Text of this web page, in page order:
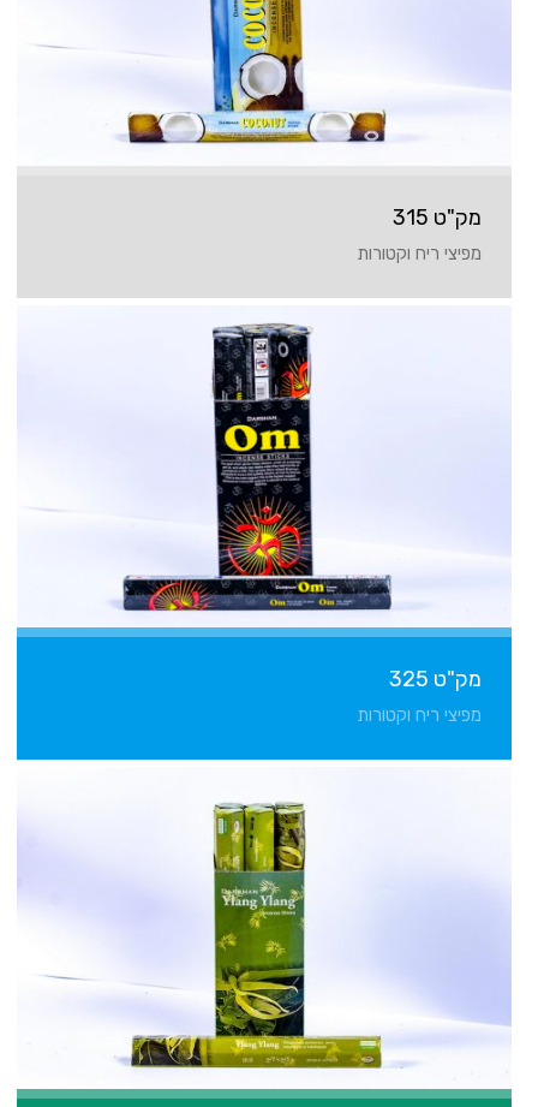
מק"ט 315
מפיצי ריח וקטורות
מק"ט 325
מפיצי ריח וקטורות